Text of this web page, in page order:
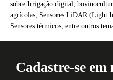
sobre Irrigação digital,
agrícolas, Sensores LiDAR (Light
Sensores térmicos, entre outros
Cadastre-se em